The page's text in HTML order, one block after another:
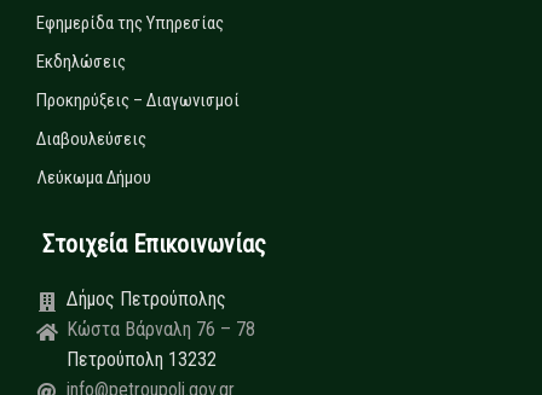
Εφημερίδα της Υπηρεσίας
Εκδηλώσεις
Προκηρύξεις – Διαγωνισμοί
Διαβουλεύσεις
Λεύκωμα Δήμου
Στοιχεία Επικοινωνίας
Δήμος Πετρούπολης
Κώστα Βάρναλη 76 – 78
Πετρούπολη 13232
info@petroupoli.gov.gr